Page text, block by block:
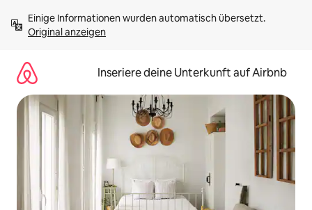
Inhalten
springenOriginal anzeigen
Inseriere deine Unterkunft auf Airbnb